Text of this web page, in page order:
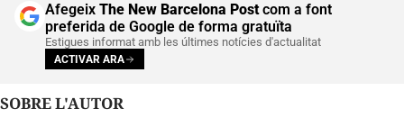
Afegeix The New Barcelona Postcom a font
preferida de Google de forma gratuïta
Estigues informat amb les últimes notícies d'actualitat
ACTIVAR ARA
SOBRE L'AUTOR